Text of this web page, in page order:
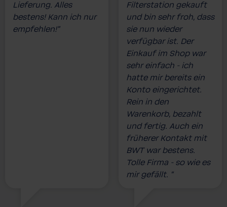
Lieferung. Alles
bestens! Kann ich nur
empfehlen!”
Filterstation gekauft
und bin sehr froh, dass
sie nun wieder
verfügbar ist. Der
Einkauf im Shop war
sehr einfach - ich
hatte mir bereits ein
Konto eingerichtet.
Rein in den
Warenkorb, bezahlt
und fertig. Auch ein
früherer Kontakt mit
BWT war bestens.
Tolle Firma - so wie es
mir gefällt. ”